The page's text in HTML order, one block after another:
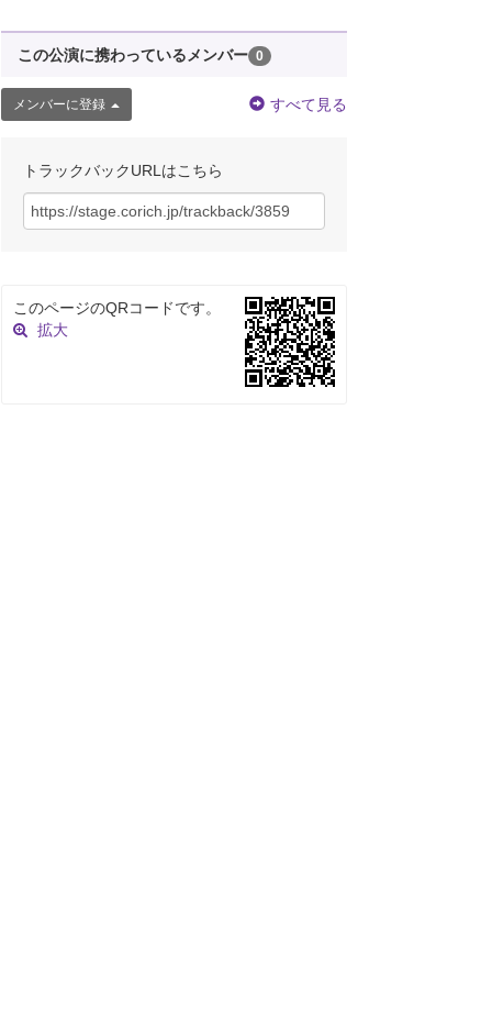
この公演に携わっているメンバー 0
メンバーに登録 すべて見る
トラックバックURLはこちら
このページのQRコードです。
拡大